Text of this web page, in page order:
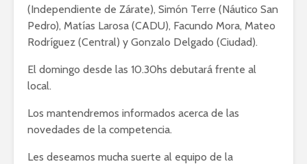
(Independiente de Zárate), Simón Terre (Náutico San
Pedro), Matías Larosa (CADU), Facundo Mora, Mateo
Rodríguez (Central) y Gonzalo Delgado (Ciudad).
El domingo desde las 10.30hs debutará frente al
local.
Los mantendremos informados acerca de las
novedades de la competencia.
Les deseamos mucha suerte al equipo de la